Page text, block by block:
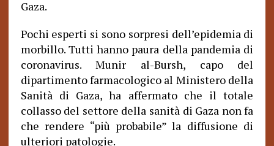
Gaza.
Pochi esperti si sono sorpresi dell’epidemia di
morbillo. Tutti hanno paura della pandemia di
coronavirus. Munir al-Bursh, capo del
dipartimento farmacologico al Ministero della
Sanità di Gaza, ha affermato che il totale
collasso del settore della sanità di Gaza non fa
che rendere “più probabile” la diffusione di
ulteriori patologie.